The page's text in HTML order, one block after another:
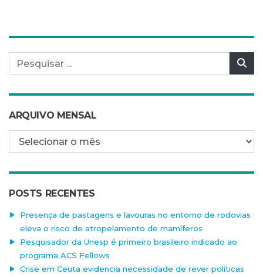
Pesquisar por:
ARQUIVO MENSAL
Arquivo mensal
POSTS RECENTES
Presença de pastagens e lavouras no entorno de rodovias
eleva o risco de atropelamento de mamíferos
Pesquisador da Unesp é primeiro brasileiro indicado ao
programa ACS Fellows
Crise em Ceuta evidencia necessidade de rever políticas